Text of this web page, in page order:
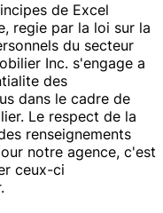
de Excel
regie par la loi sur la
du secteur
Inc. s'engage a
des
dans le cadre de
Le respect de la
renseignements
notre agence, c'est
ceux-ci